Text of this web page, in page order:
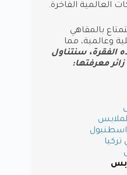
العالمية الفاخرة.
بالمقاهي
وعالمية، مما
الفقرة، سنتناول
معرفتها: